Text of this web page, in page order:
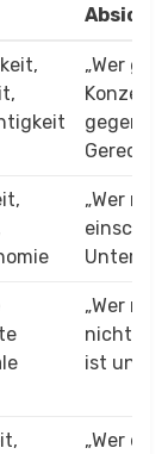
„Wer
Konzept
gegen
„Wer
„Wer
nicht
ist
„Wer